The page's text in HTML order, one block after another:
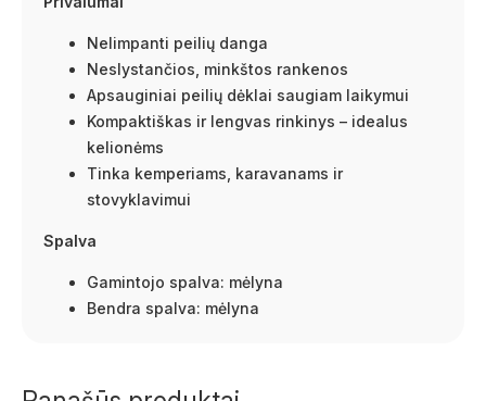
Nelimpanti peilių danga
Neslystančios, minkštos rankenos
Apsauginiai peilių dėklai saugiam laikymui
Kompaktiškas ir lengvas rinkinys – idealus
kelionėms
Tinka kemperiams, karavanams ir
stovyklavimui
Spalva
Gamintojo spalva: mėlyna
Bendra spalva: mėlyna